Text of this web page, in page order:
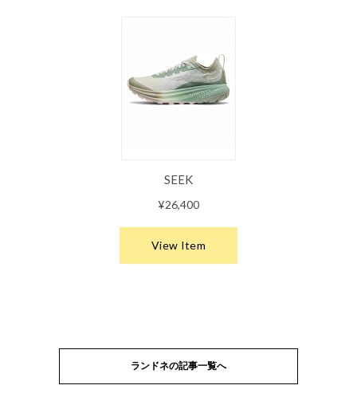
ランドネの記事一覧へ